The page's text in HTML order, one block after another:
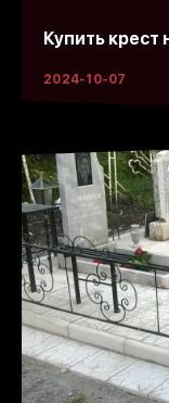
Купить крест
2024-10-07